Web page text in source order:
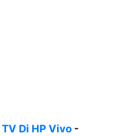
Di HP Vivo -